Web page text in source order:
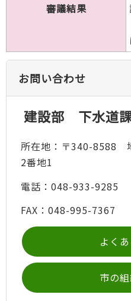
審議結果
お問い合わせ
建設部 下水道
所在地：〒340-8588
2番地1
電話：048-933-9285
FAX：048-995-7367
よく
市の